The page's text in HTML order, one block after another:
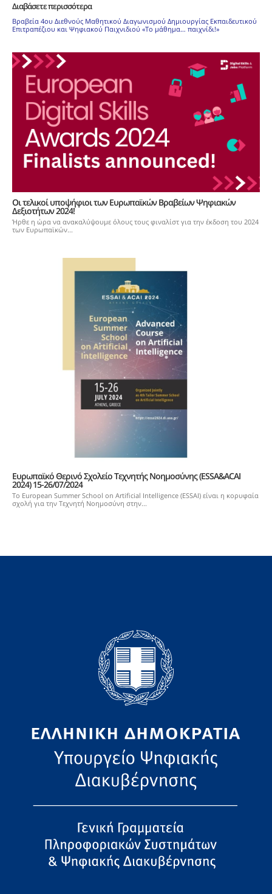
Διαβάσετε περισσότερα
Βραβεία 4ου Διεθνούς Μαθητικού Διαγωνισμού Δημιουργίας Εκπαιδευτικού
Επιτραπέζιου και Ψηφιακού Παιχνιδιού «Το μάθημα… παιχνίδι!»
Οι τελικοί υποψήφιοι των Ευρωπαϊκών Βραβείων Ψηφιακών
Δεξιοτήτων 2024!
Ήρθε η ώρα να ανακαλύψουμε όλους τους φιναλίστ για την έκδοση του 2024
των Ευρωπαϊκών...
Ευρωπαϊκό Θερινό Σχολείο Τεχνητής Νοημοσύνης (ESSA&ACAI
2024) 15-26/07/2024
Το European Summer School on Artificial Intelligence (ESSAI) είναι η κορυφαία
σχολή για την Τεχνητή Νοημοσύνη στην...